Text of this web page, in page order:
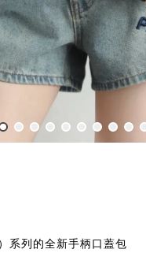
系列的全新手柄口蓋包